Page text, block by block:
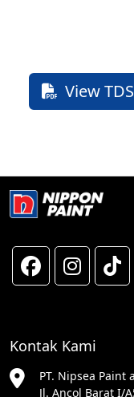
View TDS
Kontak Kami
PT. Nipsea Paint
Jl. Ancol Barat I/